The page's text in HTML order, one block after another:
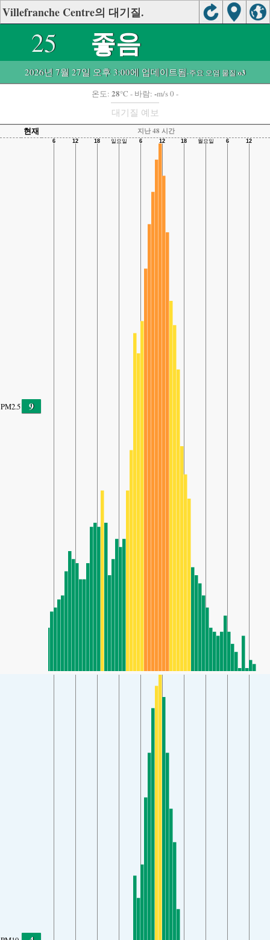
Villefranche Centre의 대기질.
25 좋음
2026년 7월 27일 오후 3:00에 업데이트됨-주요 오염 물질:o3
온도: 28°C - 바람: -m/s 0 -
대기질 예보
현재 지난 48 시간
PM2.5 9